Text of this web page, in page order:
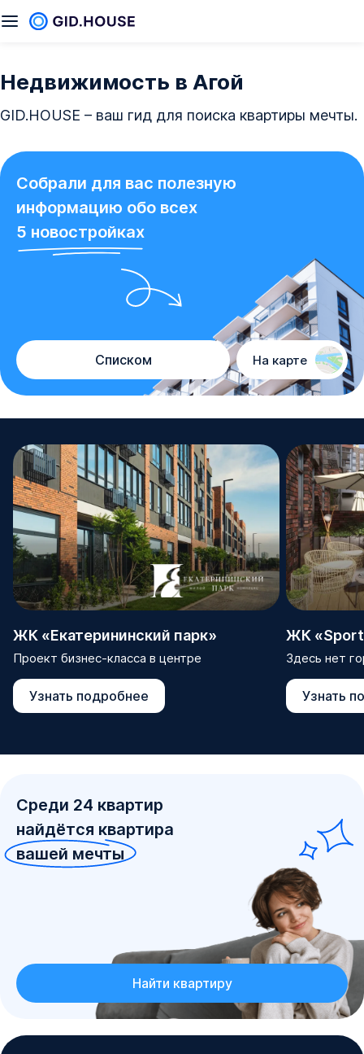
Недвижимость в Агой
GID.HOUSE – ваш гид для поиска квартиры мечты.
Собрали для вас полезную
информацию обо всех
5 новостройках
Списком На карте
ЖК «Екатерининский парк»
Проект бизнес-класса в центре
Узнать подробнее
ЖК
Здесь нет
Узнать
Среди 24 квартир
найдётся квартира
вашей мечты
Найти квартиру